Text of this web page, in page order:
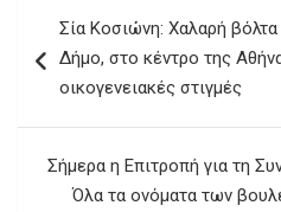
άρθρων
Σία Κοσιώνη: Χαλαρή
Δήμο, στο κέντρο της
οικογενειακές στιγμές
Σήμερα η Επιτροπή για τη
Όλα τα ονόματα των